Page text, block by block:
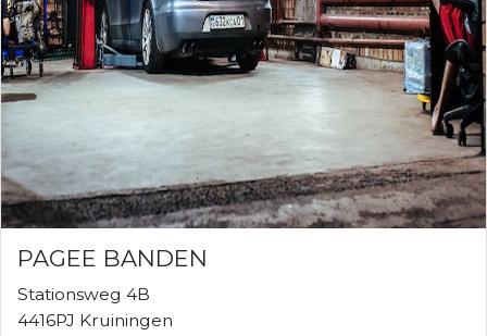
PAGEE BANDEN
Stationsweg 4B
4416PJ Kruiningen